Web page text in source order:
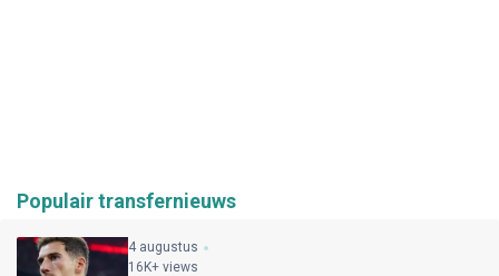
Populair transfernieuws
4 augustus
16K+ views